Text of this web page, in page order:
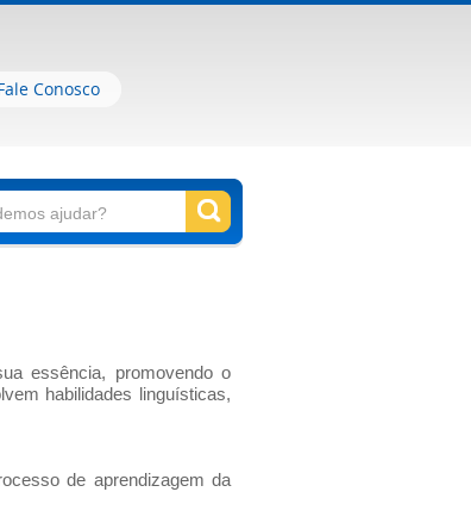
Conosco
essência, promovendo o
habilidades linguísticas,
de aprendizagem da